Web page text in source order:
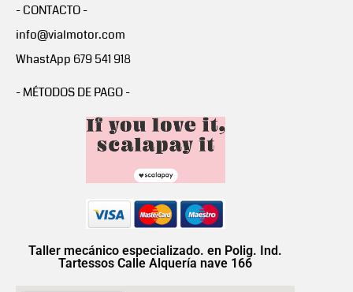
- CONTACTO -
info@vialmotor.com
WhastApp 679 541 918
- MÉTODOS DE PAGO -
Taller mecánico especializado. en Polig. Ind.
Tartessos Calle Alquería nave 166